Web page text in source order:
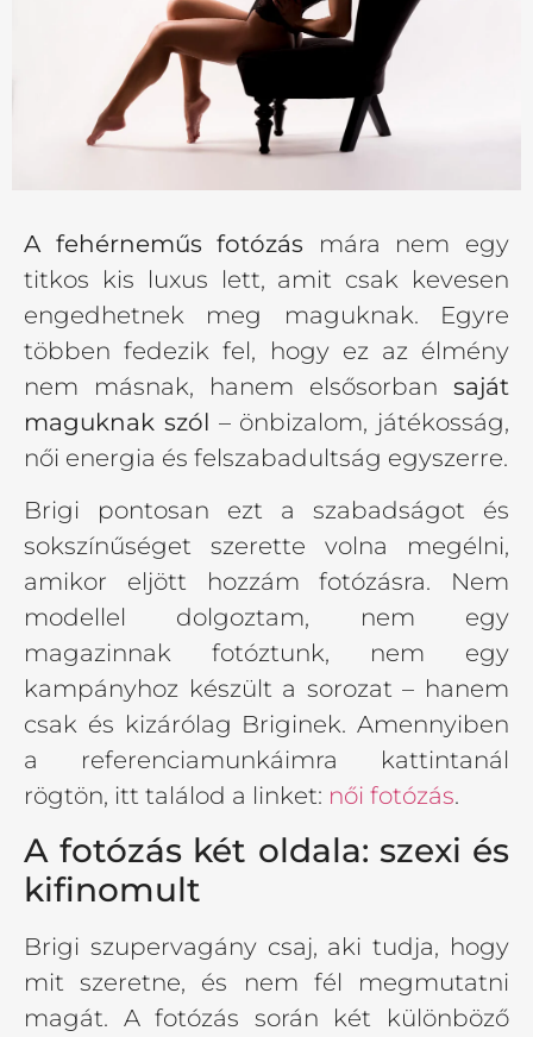
A fehérneműs fotózás mára nem egy
titkos kis luxus lett, amit csak kevesen
engedhetnek meg maguknak. Egyre
többen fedezik fel, hogy ez az élmény
nem másnak, hanem elsősorban saját
maguknak szól – önbizalom, játékosság,
női energia és felszabadultság egyszerre.
Brigi pontosan ezt a szabadságot és
sokszínűséget szerette volna megélni,
amikor eljött hozzám fotózásra. Nem
modellel dolgoztam, nem egy
magazinnak fotóztunk, nem egy
kampányhoz készült a sorozat – hanem
csak és kizárólag Briginek. Amennyiben
a referenciamunkáimra kattintanál
rögtön, itt találod a linket: női fotózás.
A fotózás két oldala: szexi és
kifinomult
Brigi szupervagány csaj, aki tudja, hogy
mit szeretne, és nem fél megmutatni
magát. A fotózás során két különböző